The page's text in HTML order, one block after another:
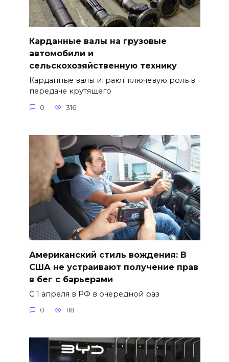
Карданные валы на грузовые
автомобили и
сельскохозяйственную технику
Карданные валы играют ключевую роль в
передаче крутящего
0 316
Американский стиль вождения: В
США не устраивают получение прав
в бег с барьерами
С 1 апреля в РФ в очередной раз
0 118